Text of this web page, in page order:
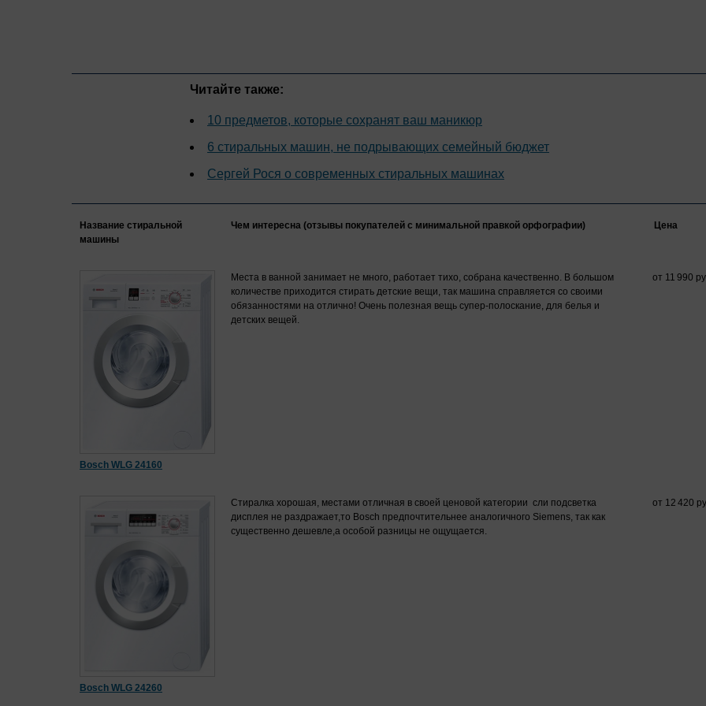
Читайте также:
10 предметов, которые сохранят ваш маникюр
6 стиральных машин, не подрывающих семейный бюджет
Сергей Рося о современных стиральных машинах
Название стиральной
машины
Чем интересна (отзывы покупателей c минимальной правкой орфографии) Цена
Bosch WLG 24160
Места в ванной занимает не много, работает тихо, собрана качественно. В большом
количестве приходится стирать детские вещи, так машина справляется со своими
обязанностями на отлично! Очень полезная вещь супер-полоскание, для белья и
детских вещей.
от 11 990
Bosch WLG 24260
Стиралка хорошая, местами отличная в своей ценовой категории сли подсветка
дисплея не раздражает,то Bosch предпочтительнее аналогичного Siemens, так как
существенно дешевле,а особой разницы не ощущается.
от 12 420